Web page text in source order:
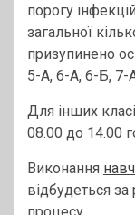
порогу
загальної
призупинено
5-А, 6-А, 6-Б, 7-
Для інших
08.00 до 14.00
Виконання
відбудеться за